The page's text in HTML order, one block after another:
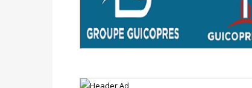
avant le 16 mai 2026 à 16h
Politique-Proclamation des
Politique